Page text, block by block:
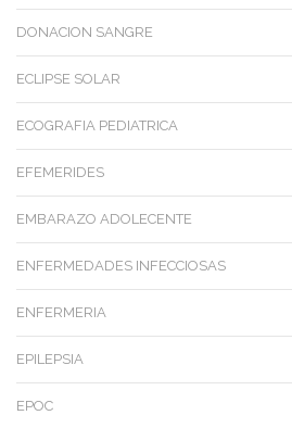
DONACION SANGRE
ECLIPSE SOLAR
ECOGRAFIA PEDIATRICA
EFEMERIDES
EMBARAZO ADOLECENTE
ENFERMEDADES INFECCIOSAS
ENFERMERIA
EPILEPSIA
EPOC